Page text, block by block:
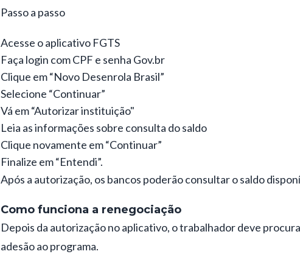
Passo a passo
Acesse o aplicativo FGTS
Faça login com CPF e senha Gov.br
Clique em “Novo Desenrola Brasil”
Selecione “Continuar”
Vá em “Autorizar instituição"
Leia as informações sobre consulta do saldo
Clique novamente em “Continuar”
Finalize em “Entendi”.
Após a autorização, os bancos poderão consultar o saldo
Como funciona a renegociação
Depois da autorização no aplicativo, o trabalhador deve
adesão ao programa.